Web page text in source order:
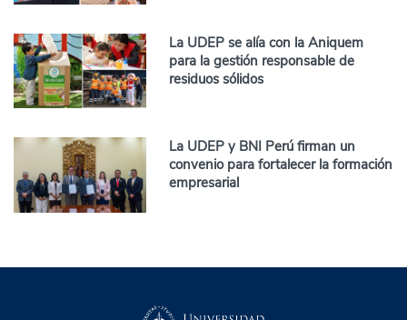
La UDEP se alía con la Aniquem
para la gestión responsable de
residuos sólidos
La UDEP y BNI Perú firman un
convenio para fortalecer la formación
empresarial